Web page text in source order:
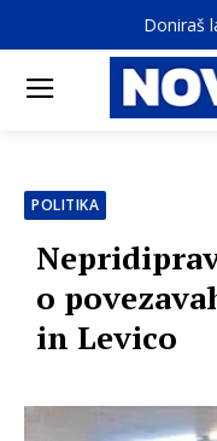
Doniraš
POLITIKA
o
in Levico